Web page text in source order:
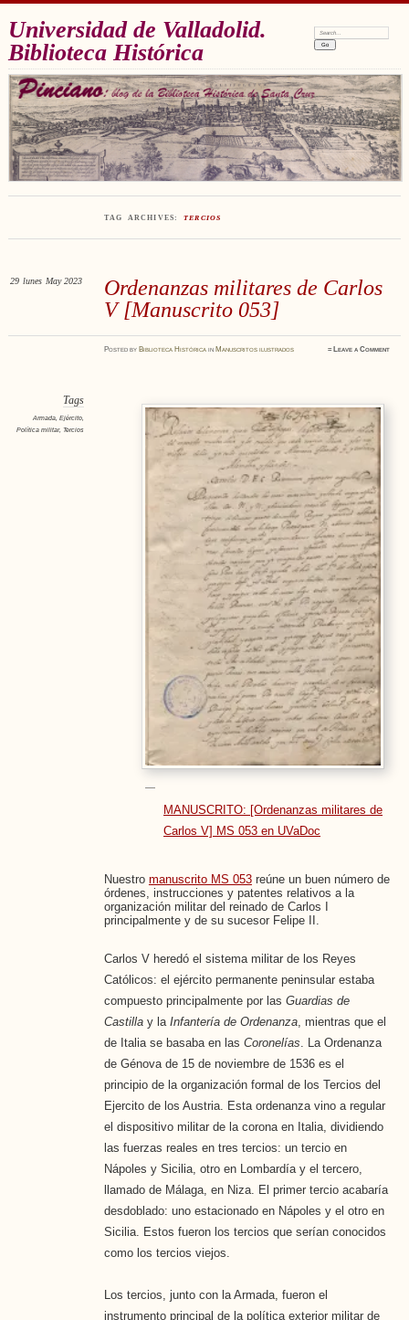
Universidad de Valladolid.
Biblioteca Histórica
Search:
TAG ARCHIVES: TERCIOS
Ordenanzas militares de Carlos
V [Manuscrito 053]
29 lunes May 2023
Postedby Biblioteca Histórica in Manuscritos ilustrados ≈ Leave a Comment
Tags
Armada, Ejército,
Política militar, Tercios
MANUSCRITO: [Ordenanzas militares de
Carlos V] MS 053 en UVaDoc
Nuestro manuscrito MS 053reúne un buen número de
órdenes, instrucciones y patentes relativos a la
organización militar del reinado de Carlos I
principalmente y de su sucesor Felipe II.
Carlos V heredó el sistema militar de los Reyes
Católicos: el ejército permanente peninsular estaba
compuesto principalmente por las Guardias de
Castillay la Infantería de Ordenanza, mientras que el
de Italia se basaba en las Coronelías. La Ordenanza
de Génova de 15 de noviembre de 1536 es el
principio de la organización formal de los Tercios del
Ejercito de los Austria. Esta ordenanza vino a regular
el dispositivo militar de la corona en Italia, dividiendo
las fuerzas reales en tres tercios: un tercio en
Nápoles y Sicilia, otro en Lombardía y el tercero,
llamado de Málaga, en Niza. El primer tercio acabaría
desdoblado: uno estacionado en Nápoles y el otro en
Sicilia. Estos fueron los tercios que serían conocidos
como los tercios viejos.
Los tercios, junto con la Armada, fueron el
instrumento principal de la política exterior militar de